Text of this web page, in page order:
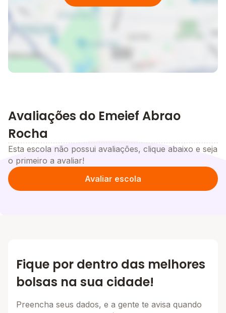
Avaliações do Emeief Abrao
Rocha
Esta escola não possui avaliações, clique abaixo e seja
o primeiro a avaliar!
Avaliar escola
Fique por dentro das melhores
bolsas na sua cidade!
Preencha seus dados, e a gente te avisa quando